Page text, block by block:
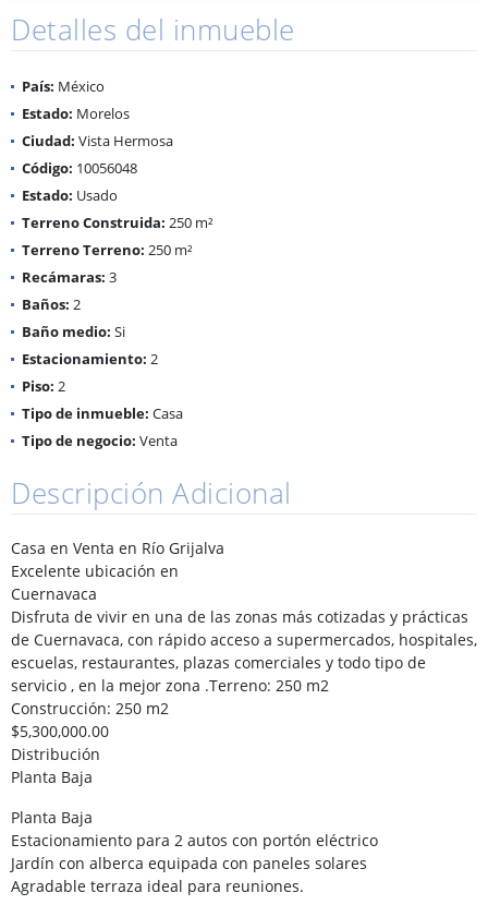
Detalles del inmueble
País: México
Estado: Morelos
Ciudad: Vista Hermosa
Código: 10056048
Estado: Usado
Terreno Construida: 250 m²
Terreno Terreno: 250 m²
Recámaras: 3
Baños: 2
Baño medio: Si
Estacionamiento: 2
Piso: 2
Tipo de inmueble: Casa
Tipo de negocio: Venta
Descripción Adicional
Casa en Venta en Río Grijalva
Excelente ubicación en
Cuernavaca
Disfruta de vivir en una de las zonas más cotizadas y prácticas
de Cuernavaca, con rápido acceso a supermercados, hospitales,
escuelas, restaurantes, plazas comerciales y todo tipo de
servicio , en la mejor zona .Terreno: 250 m2
Construcción: 250 m2
$5,300,000.00
Distribución
Planta Baja
Planta Baja
Estacionamiento para 2 autos con portón eléctrico
Jardín con alberca equipada con paneles solares
Agradable terraza ideal para reuniones.